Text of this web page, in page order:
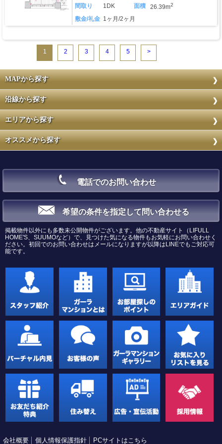
間取り 1DK 面積 26.39m2
敷金/礼金 1ヶ月/2ヶ月
1 2 3 4 5 >
MAPから探す
沿線から探す
エリアから探す
オススメから探す
電話でのお問い合わせ
希望の条件を指定して問い合わせる
掲載物件以外にも多数未公開物件がございます。他の不動産サイト（LIFULL
HOME'S、SUUMOなど）で、見つけた気になる物件もお気軽にお問い合わせく
ださい。初回でのお問い合わせはメールになりますが以降はLINEでもご対応可
能です。
会社概要 個人情報保護指針 PCサイトはこちら